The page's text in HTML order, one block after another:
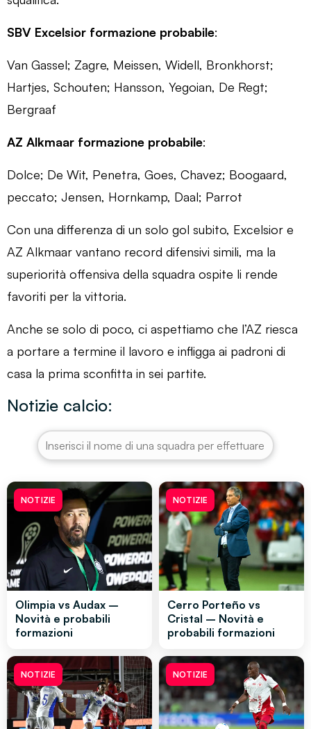
SBV Excelsior formazione probabile:
Van Gassel; Zagre, Meissen, Widell, Bronkhorst;
Hartjes, Schouten; Hansson, Yegoian, De Regt;
Bergraaf
AZ Alkmaar formazione probabile:
Dolce; De Wit, Penetra, Goes, Chavez; Boogaard,
peccato; Jensen, Hornkamp, ​​Daal; Parrot
Con una differenza di un solo gol subito, Excelsior e
AZ Alkmaar vantano record difensivi simili, ma la
superiorità offensiva della squadra ospite li rende
favoriti per la vittoria.
Anche se solo di poco, ci aspettiamo che l’AZ riesca
a portare a termine il lavoro e infligga ai padroni di
casa la prima sconfitta in sei partite.
Notizie calcio:
NOTIZIE
Olimpia vs Audax –
Novità e probabili
formazioni
NOTIZIE
Cerro Porteño vs
Cristal – Novità e
probabili formazioni
NOTIZIE NOTIZIE